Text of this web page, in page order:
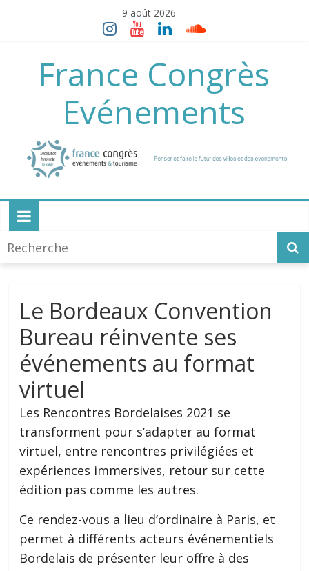
9 août 2026
France Congrès
Evénements
Le Bordeaux Convention
Bureau réinvente ses
événements au format
virtuel
Les Rencontres Bordelaises 2021 se
transforment pour s’adapter au format
virtuel, entre rencontres privilégiées et
expériences immersives, retour sur cette
édition pas comme les autres.
Ce rendez-vous a lieu d’ordinaire à Paris, et
permet à différents acteurs événementiels
Bordelais de présenter leur offre à des